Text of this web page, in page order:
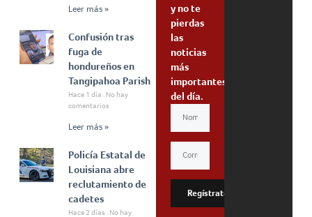
Leer más »
Confusión tras
fuga de
hondureños en
Tangipahoa Parish
Hace 1 día
No hay
comentarios
Leer más »
Policía Estatal de
Louisiana abre
reclutamiento de
cadetes
Hace 2 días
No hay
y no te
pierdas
las
noticias
más
importantes
del día.
Regístrate